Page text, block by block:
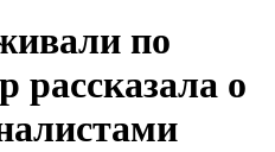
по
о